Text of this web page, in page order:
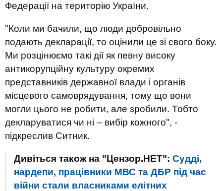
Федерації на територію України.
"Коли ми бачили, що люди добровільно
подають декларації, то оцінили це зі свого боку.
Ми розцінюємо такі дії як певну високу
антикорупційну культуру окремих
представників державної влади і органів
місцевого самоврядування, тому що вони
могли цього не робити, але зробили. Тобто
декларуватися чи ні – вибір кожного", -
підкреслив Ситник.
Дивіться також на "Цензор.НЕТ": Судді,
нардепи, працівники МВС та ДБР під час
війни стали власниками елітних